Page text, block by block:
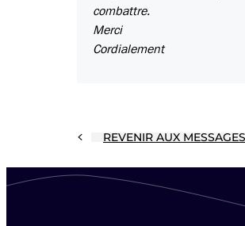
combattre.
Merci
Cordialement
REVENIR AUX MESSAGES